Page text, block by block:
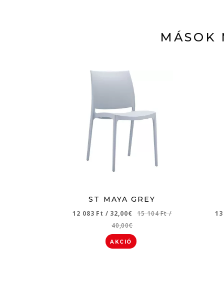
MÁSOK
ST MAYA GREY
12 083 Ft / 32,00€ 15 104 Ft/
40,00€
AKCIÓ